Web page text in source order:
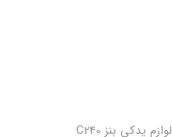
لوازم یدکی بنز C240